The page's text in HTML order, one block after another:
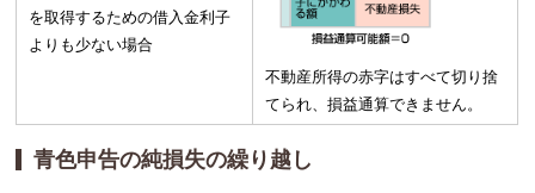
を取得するための借入金利子
よりも少ない場合
不動産所得の赤字はすべて切り捨
てられ、損益通算できません。
青色申告の純損失の繰り越し